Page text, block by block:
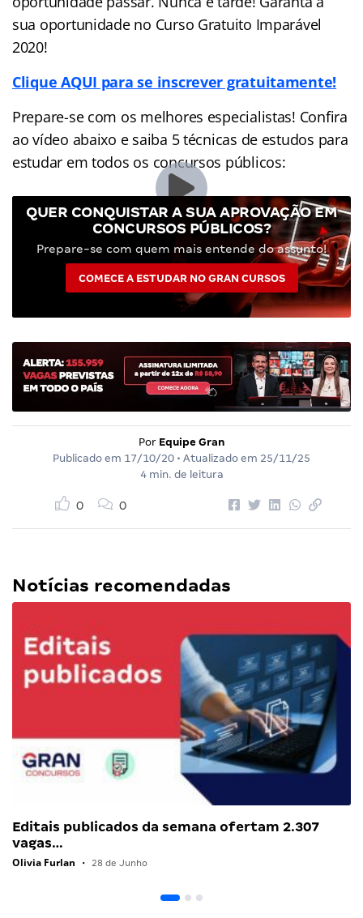
sua oportunidade no Curso Gratuito Imparável
2020!
Clique AQUI para se inscrever gratuitamente!
Prepare-se com os melhores especialistas! Confira
ao vídeo abaixo e saiba 5 técnicas de estudos para
estudar em todos os concursos públicos:
QUER CONQUISTAR A SUA APROVAÇÃO EM
CONCURSOS PÚBLICOS?
Prepare-se com quem mais entende do assunto!
COMECE A ESTUDAR NO GRAN CURSOS
Por Equipe Gran
Publicado em 17/10/20 • Atualizado em 25/11/25
4 min. de leitura
0 0
Notícias recomendadas
Editais publicados da semana ofertam 2.307
vagas…
Olivia Furlan • 28 de Junho